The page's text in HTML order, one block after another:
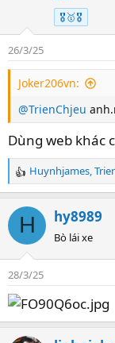
s
:
🎖️🥇🎖️
26/3/25
Joker206vn:
@TrienChjeu
Dùng web khác
R
e
a
t
n
s
Huynhjames
H hy8989
Bò lái xe
28/3/25